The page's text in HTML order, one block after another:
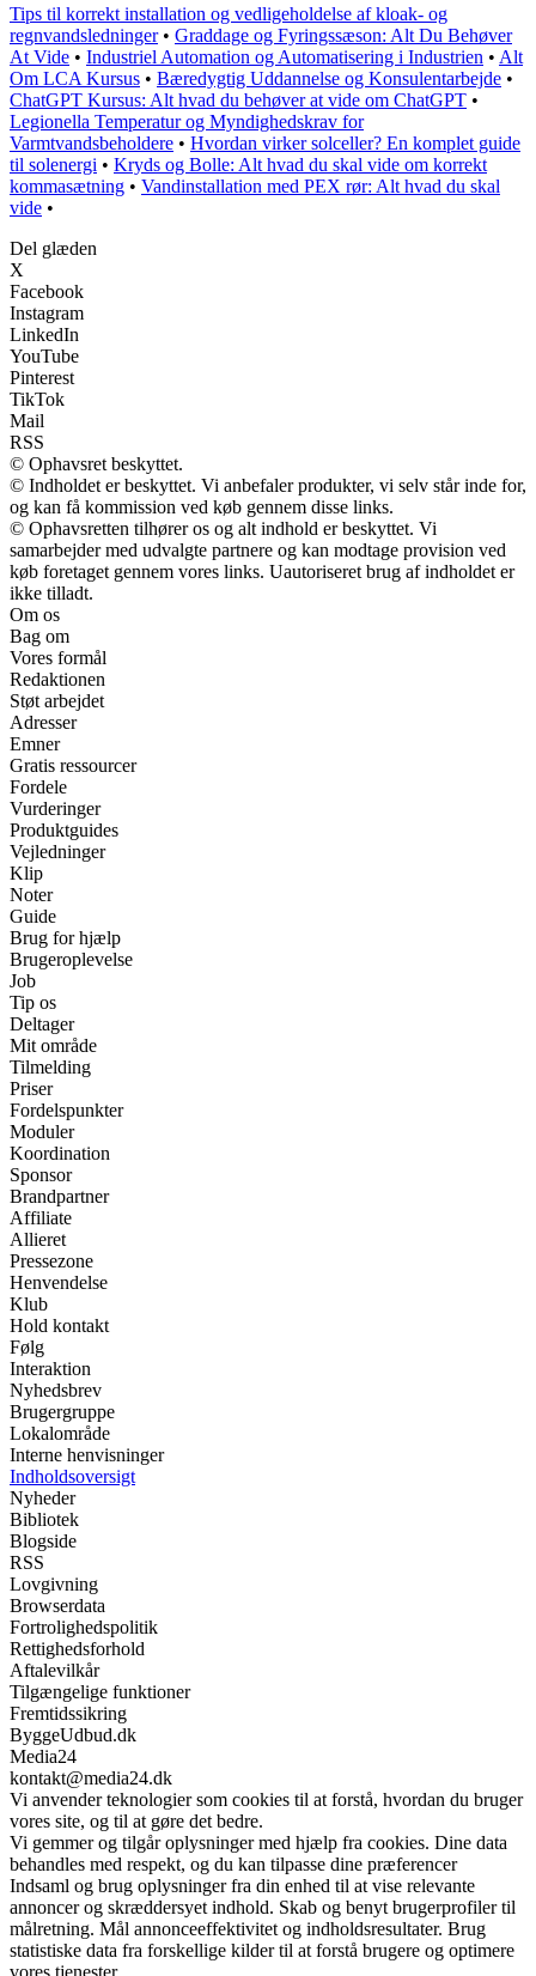
Tips til korrekt installation og vedligeholdelse af kloak- og
regnvandsledninger• Graddage og Fyringssæson: Alt Du Behøver
At Vide • Industriel Automation og Automatisering i Industrien • Alt
Om LCA Kursus • Bæredygtig Uddannelse og Konsulentarbejde •
ChatGPT Kursus: Alt hvad du behøver at vide om ChatGPT •
Legionella Temperatur og Myndighedskrav for
Varmtvandsbeholdere • Hvordan virker solceller? En komplet guide
til solenergi • Kryds og Bolle: Alt hvad du skal vide om korrekt
kommasætning • Vandinstallation med PEX rør: Alt hvad du skal
vide •
Del glæden
X
Facebook
Instagram
LinkedIn
YouTube
Pinterest
TikTok
Mail
RSS
© Ophavsret beskyttet.
© Indholdet er beskyttet. Vi anbefaler produkter, vi selv står inde for,
og kan få kommission ved køb gennem disse links.
© Ophavsretten tilhører os og alt indhold er beskyttet. Vi
samarbejder med udvalgte partnere og kan modtage provision ved
køb foretaget gennem vores links. Uautoriseret brug af indholdet er
ikke tilladt.
Om os
Bag om
Vores formål
Redaktionen
Støt arbejdet
Adresser
Emner
Gratis ressourcer
Fordele
Vurderinger
Produktguides
Vejledninger
Klip
Noter
Guide
Brug for hjælp
Brugeroplevelse
Job
Tip os
Deltager
Mit område
Tilmelding
Priser
Fordelspunkter
Moduler
Koordination
Sponsor
Brandpartner
Affiliate
Allieret
Pressezone
Henvendelse
Klub
Hold kontakt
Følg
Interaktion
Nyhedsbrev
Brugergruppe
Lokalområde
Interne henvisninger
Indholdsoversigt
Nyheder
Bibliotek
Blogside
RSS
Lovgivning
Browserdata
Fortrolighedspolitik
Rettighedsforhold
Aftalevilkår
Tilgængelige funktioner
Fremtidssikring
ByggeUdbud.dk
Media24
kontakt@media24.dk
Vi anvender teknologier som cookies til at forstå, hvordan du bruger
vores site, og til at gøre det bedre.
Vi gemmer og tilgår oplysninger med hjælp fra cookies. Dine data
behandles med respekt, og du kan tilpasse dine præferencer
Indsaml og brug oplysninger fra din enhed til at vise relevante
annoncer og skræddersyet indhold. Skab og benyt brugerprofiler til
målretning. Mål annonceeffektivitet og indholdsresultater. Brug
statistiske data fra forskellige kilder til at forstå brugere og optimere
vores tjenester